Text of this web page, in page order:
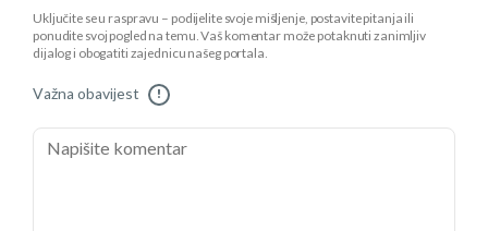
Uključite se u raspravu – podijelite svoje mišljenje, postavite pitanja ili
ponudite svoj pogled na temu. Vaš komentar može potaknuti zanimljiv
dijalog i obogatiti zajednicu našeg portala.
Važna obavijest !